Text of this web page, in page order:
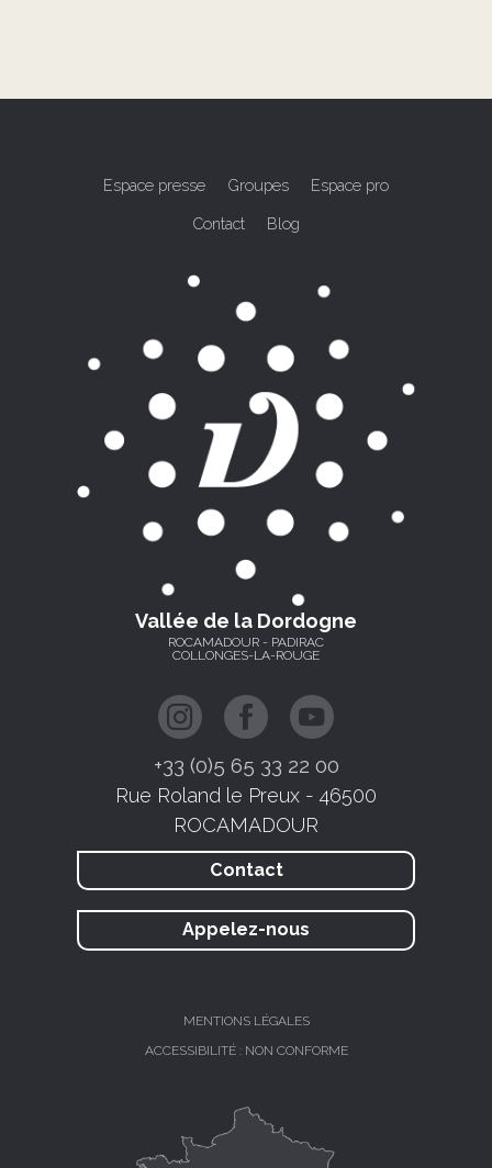
Espace presse Groupes Espace pro
Contact Blog
Vallée de la Dordogne
ROCAMADOUR - PADIRAC
COLLONGES-LA-ROUGE
+33 (0)5 65 33 22 00
Rue Roland le Preux - 46500
ROCAMADOUR
Contact
Appelez-nous
MENTIONS LÉGALES
ACCESSIBILITÉ : NON CONFORME